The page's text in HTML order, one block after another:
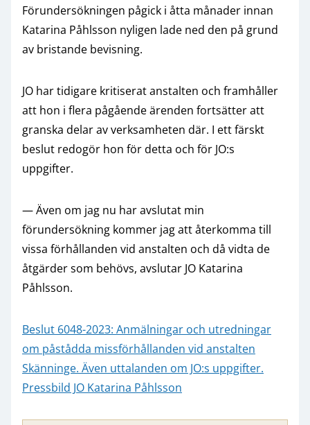
Förundersökningen pågick i åtta månader innan
Katarina Påhlsson nyligen lade ned den på grund
av bristande bevisning.
JO har tidigare kritiserat anstalten och framhåller
att hon i flera pågående ärenden fortsätter att
granska delar av verksamheten där. I ett färskt
beslut redogör hon för detta och för JO:s
uppgifter.
— Även om jag nu har avslutat min
förundersökning kommer jag att återkomma till
vissa förhållanden vid anstalten och då vidta de
åtgärder som behövs, avslutar JO Katarina
Påhlsson.
Beslut 6048-2023: Anmälningar och utredningar
om påstådda missförhållanden vid anstalten
Skänninge. Även uttalanden om JO:s uppgifter.
Pressbild JO Katarina Påhlsson